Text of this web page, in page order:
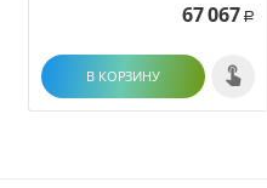
67 067 Р
В КОРЗИНУ